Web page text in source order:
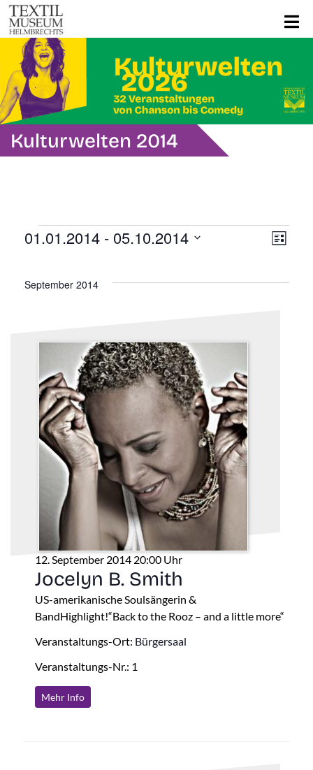
Kulturwelten 2014
Veranstaltungen Liste
01.01.2014 - 05.10.2014
September 2014
12. September 2014 20:00 Uhr
Jocelyn B. Smith
US-amerikanische Soulsängerin &
BandHighlight!“Back to the Rooz – and a little more“
Veranstaltungs-Ort: Bürgersaal
Veranstaltungs-Nr.: 1
Mehr Info